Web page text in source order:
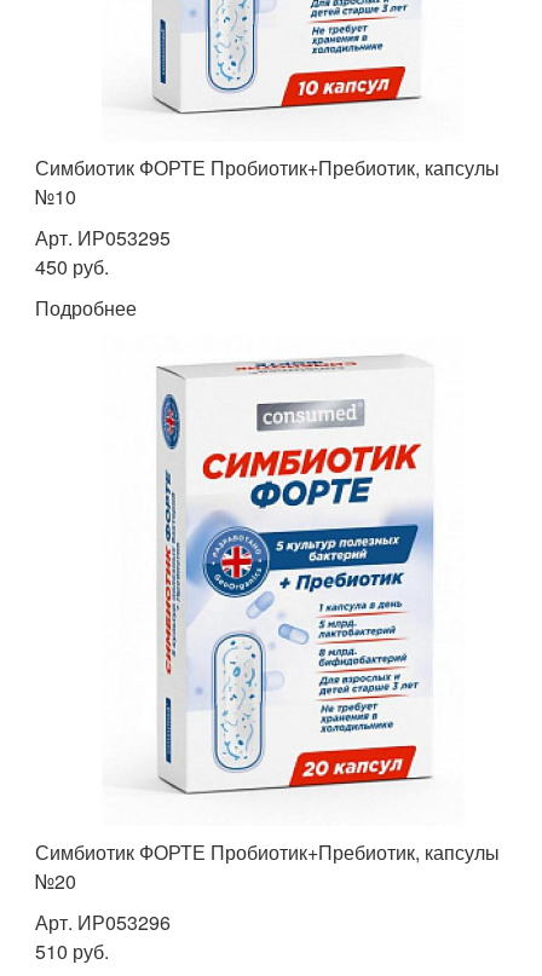
Симбиотик ФОРТЕ Пробиотик+Пребиотик, капсулы
№10
Арт. ИР053295
450 руб.
Подробнее
Симбиотик ФОРТЕ Пробиотик+Пребиотик, капсулы
№20
Арт. ИР053296
510 руб.